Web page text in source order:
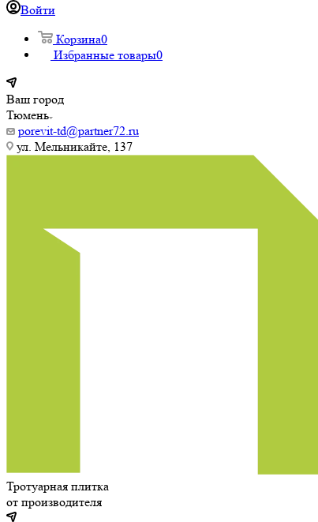
Войти
Корзина0
Избранные товары0
Ваш город
Тюмень
porevit-td@partner72.ru
ул. Мельникайте, 137
Тротуарная плитка
от производителя